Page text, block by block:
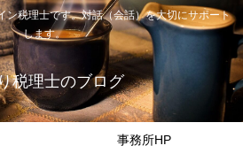
ン税理士です。対話（会話）を大切にサポート
します。
税理士のブログ
事務所HP